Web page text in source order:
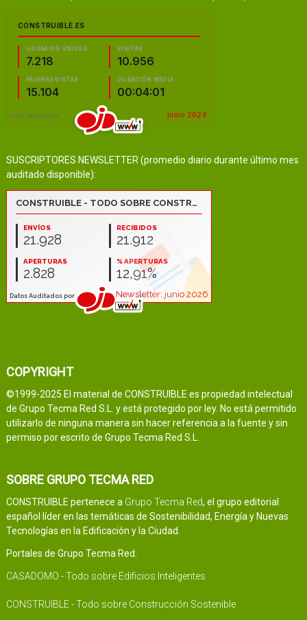
SUSCRIPTORES NEWSLETTER (promedio diario durante último mes
auditado disponible):
COPYRIGHT
©1999-2025 El material de CONSTRUIBLE es propiedad intelectual
de Grupo Tecma Red S.L. y está protegido por ley. No está permitido
utilizarlo de ninguna manera sin hacer referencia a la fuente y sin
permiso por escrito de Grupo Tecma Red S.L.
SOBRE GRUPO TECMA RED
CONSTRUIBLE pertenece a Grupo Tecma Red, el grupo editorial
español líder en las temáticas de Sostenibilidad, Energía y Nuevas
Tecnologías en la Edificación y la Ciudad.
Portales de Grupo Tecma Red:
CASADOMO - Todo sobre Edificios Inteligentes
CONSTRUIBLE - Todo sobre Construcción Sostenible